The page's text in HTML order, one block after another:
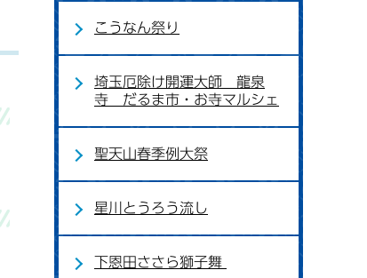
こうなん祭り
埼玉厄除け開運大師 龍泉
寺 だるま市・お寺マルシェ
聖天山春季例大祭
星川とうろう流し
下恩田ささら獅子舞